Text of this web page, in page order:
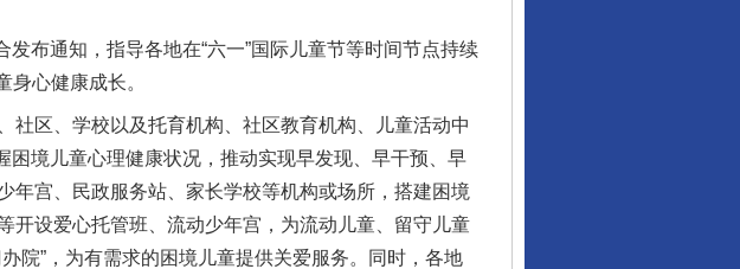
通知，指导各地在“六一”国际儿童节等时间节点持续
身心健康成长。
区、学校以及托育机构、社区教育机构、儿童活动中
境儿童心理健康状况，推动实现早发现、早干预、早
年宫、民政服务站、家长学校等机构或场所，搭建困境
开设爱心托管班、流动少年宫，为流动儿童、留守儿童
院”，为有需求的困境儿童提供关爱服务。同时，各地